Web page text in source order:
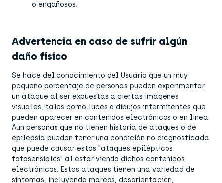
o engañosos.
Advertencia en caso de sufrir algún
daño físico
Se hace del conocimiento del Usuario que un muy
pequeño porcentaje de personas pueden experimentar
un ataque al ser expuestas a ciertas imágenes
visuales, tales como luces o dibujos intermitentes que
pueden aparecer en contenidos electrónicos o en línea.
Aun personas que no tienen historia de ataques o de
epilepsia pueden tener una condición no diagnosticada
que puede causar estos "ataques epilépticos
fotosensibles" al estar viendo dichos contenidos
electrónicos. Estos ataques tienen una variedad de
síntomas, incluyendo mareos, desorientación,